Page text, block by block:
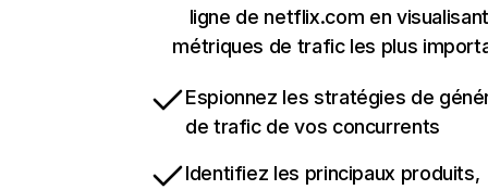
ligne de netflix.com en
métriques de trafic les plus
Espionnez les stratégies de
de trafic de vos concurrents
Identifiez les principaux produits,